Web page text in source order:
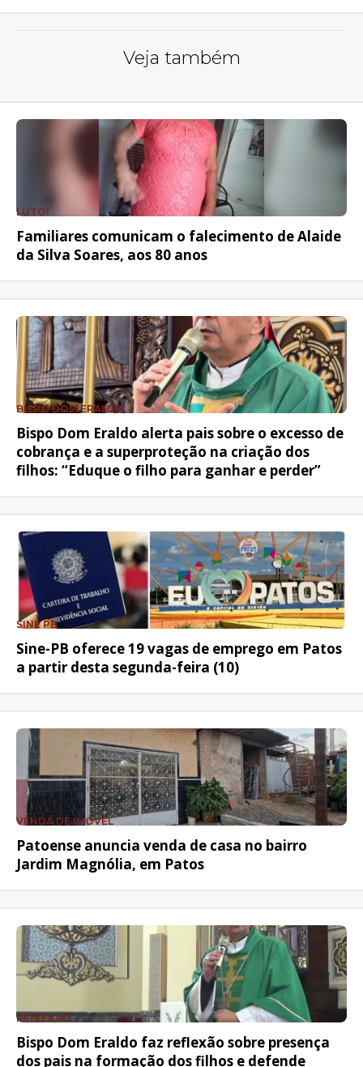
Veja também
LUTO!
Familiares comunicam o falecimento de Alaide
da Silva Soares, aos 80 anos
BISPO DOM ERALDO
Bispo Dom Eraldo alerta pais sobre o excesso de
cobrança e a superproteção na criação dos
filhos: “Eduque o filho para ganhar e perder”
SINE PB
Sine-PB oferece 19 vagas de emprego em Patos
a partir desta segunda-feira (10)
VENDA DE IMÓVEL
Patoense anuncia venda de casa no bairro
Jardim Magnólia, em Patos
REFLEXÃO
Bispo Dom Eraldo faz reflexão sobre presença
dos pais na formação dos filhos e defende